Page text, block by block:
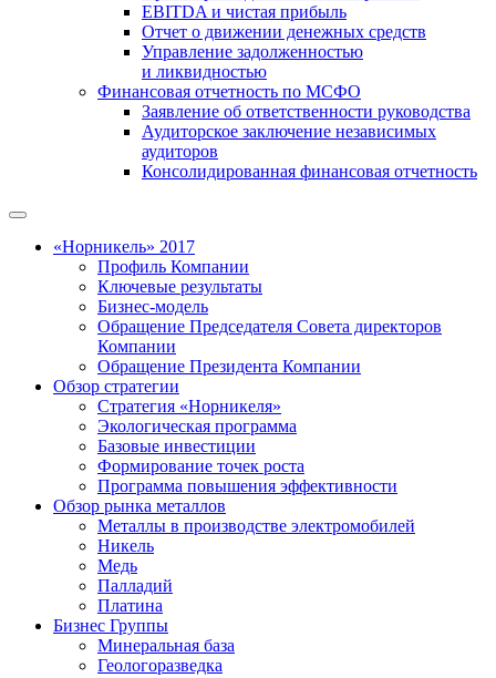
EBITDA и чистая прибыль
Отчет о движении денежных средств
Управление задолженностью
и ликвидностью
Финансовая отчетность по МСФО
Заявление об ответственности руководства
Аудиторское заключение независимых
аудиторов
Консолидированная финансовая отчетность
«Норникель» 2017
Профиль Компании
Ключевые результаты
Бизнес-модель
Обращение Председателя Совета директоров
Компании
Обращение Президента Компании
Обзор стратегии
Стратегия «Норникеля»
Экологическая программа
Базовые инвестиции
Формирование точек роста
Программа повышения эффективности
Обзор рынка металлов
Металлы в производстве электромобилей
Никель
Медь
Палладий
Платина
Бизнес Группы
Минеральная база
Геологоразведка